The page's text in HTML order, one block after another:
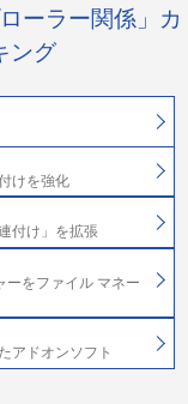
ーラー関係」カ
ング
けを強化
付け」を拡張
ーをファイル マネー
アドオンソフト